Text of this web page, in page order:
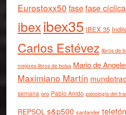
Eurostoxx50 fasefase cíclica
ibexibex35 IBEX 35
Carlos Estévez libros de
mejores libros de bolsa Mario de
Maximiano Martín
semana oro Pablo Anido psicología del
REPSOL s&p500 santander